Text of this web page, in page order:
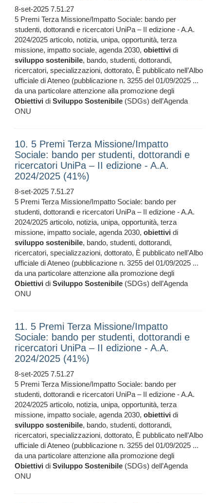
8-set-2025 7.51.27
5 Premi Terza Missione/Impatto Sociale: bando per
studenti, dottorandi e ricercatori UniPa – II edizione - A.A.
2024/2025 articolo, notizia, unipa, opportunità, terza
missione, impatto sociale, agenda 2030, obiettivi di
sviluppo sostenibile, bando, studenti, dottorandi,
ricercatori, specializzazioni, dottorato, È pubblicato nell’Albo
ufficiale di Ateneo (pubblicazione n. 3255 del 01/09/2025 ...
da una particolare attenzione alla promozione degli
Obiettivi di Sviluppo Sostenibile (SDGs) dell’Agenda
ONU
10. 5 Premi Terza Missione/Impatto
Sociale: bando per studenti, dottorandi e
ricercatori UniPa – II edizione - A.A.
2024/2025 (41%)
8-set-2025 7.51.27
5 Premi Terza Missione/Impatto Sociale: bando per
studenti, dottorandi e ricercatori UniPa – II edizione - A.A.
2024/2025 articolo, notizia, unipa, opportunità, terza
missione, impatto sociale, agenda 2030, obiettivi di
sviluppo sostenibile, bando, studenti, dottorandi,
ricercatori, specializzazioni, dottorato, È pubblicato nell’Albo
ufficiale di Ateneo (pubblicazione n. 3255 del 01/09/2025 ...
da una particolare attenzione alla promozione degli
Obiettivi di Sviluppo Sostenibile (SDGs) dell’Agenda
ONU
11. 5 Premi Terza Missione/Impatto
Sociale: bando per studenti, dottorandi e
ricercatori UniPa – II edizione - A.A.
2024/2025 (41%)
8-set-2025 7.51.27
5 Premi Terza Missione/Impatto Sociale: bando per
studenti, dottorandi e ricercatori UniPa – II edizione - A.A.
2024/2025 articolo, notizia, unipa, opportunità, terza
missione, impatto sociale, agenda 2030, obiettivi di
sviluppo sostenibile, bando, studenti, dottorandi,
ricercatori, specializzazioni, dottorato, È pubblicato nell’Albo
ufficiale di Ateneo (pubblicazione n. 3255 del 01/09/2025 ...
da una particolare attenzione alla promozione degli
Obiettivi di Sviluppo Sostenibile (SDGs) dell’Agenda
ONU